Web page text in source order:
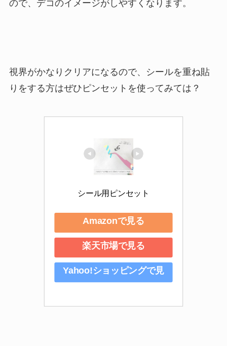
ので、デコのイメージがしやすくなります。
視界がかなりクリアになるので、シールを重ね貼
りをする方はぜひピンセットを使ってみては？
シール用ピンセット
Amazonで見る
楽天市場で見る
Yahoo!ショッピングで見